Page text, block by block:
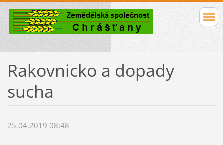
Rakovnicko a dopady
sucha
25.04.2019 08:48